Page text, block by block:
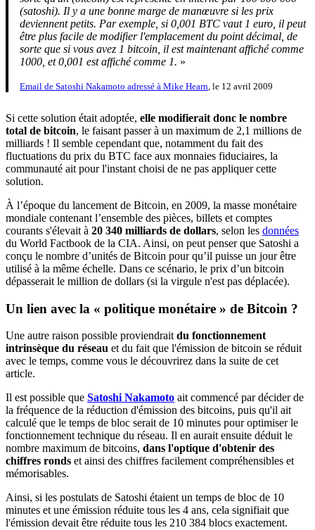
(satoshi). Il y a une bonne marge de manœuvre si les prix
deviennent petits. Par exemple, si 0,001 BTC vaut 1 euro, il peut
être plus facile de modifier l'emplacement du point décimal, de
sorte que si vous avez 1 bitcoin, il est maintenant affiché comme
1000, et 0,001 est affiché comme 1. »
Email de Satoshi Nakamoto adressé à Mike Hearn , le 12 avril 2009
Si cette solution était adoptée, elle modifierait donc le nombre
total de bitcoin, le faisant passer à un maximum de 2,1 millions de
milliards ! Il semble cependant que, notamment du fait des
fluctuations du prix du BTC face aux monnaies fiduciaires, la
communauté ait pour l'instant choisi de ne pas appliquer cette
solution.
À l’époque du lancement de Bitcoin, en 2009, la masse monétaire
mondiale contenant l’ensemble des pièces, billets et comptes
courants s'élevait à 20 340 milliards de dollars, selon les données
du World Factbook de la CIA. Ainsi, on peut penser que Satoshi a
conçu le nombre d’unités de Bitcoin pour qu’il puisse un jour être
utilisé à la même échelle. Dans ce scénario, le prix d’un bitcoin
dépasserait le million de dollars (si la virgule n'est pas déplacée).
Un lien avec la « politique monétaire » de Bitcoin ?
Une autre raison possible proviendrait du fonctionnement
intrinsèque du réseau et du fait que l'émission de bitcoin se réduit
avec le temps, comme vous le découvrirez dans la suite de cet
article.
Il est possible que Satoshi Nakamoto ait commencé par décider de
la fréquence de la réduction d'émission des bitcoins, puis qu'il ait
calculé que le temps de bloc serait de 10 minutes pour optimiser le
fonctionnement technique du réseau. Il en aurait ensuite déduit le
nombre maximum de bitcoins, dans l'optique d'obtenir des
chiffres ronds et ainsi des chiffres facilement compréhensibles et
mémorisables.
Ainsi, si les postulats de Satoshi étaient un temps de bloc de 10
minutes et une émission réduite tous les 4 ans, cela signifiait que
l'émission devait être réduite tous les 210 384 blocs exactement.